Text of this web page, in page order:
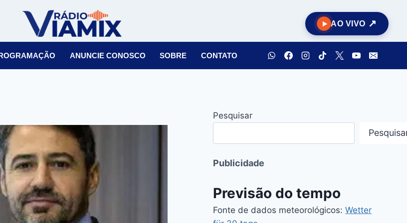
AO VIVO
ANUNCIE CONOSCO SOBRE CONTATO
Pesquisar
Publicidade
Previsão do tempo
Fonte de dados meteorológicos:Wetter